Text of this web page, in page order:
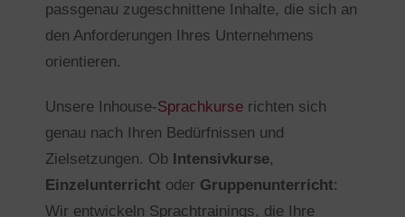
passgenau zugeschnittene Inhalte, die sich an
den Anforderungen Ihres Unternehmens
orientieren.
Unsere Inhouse-Sprachkurse richten sich
genau nach Ihren Bedürfnissen und
Zielsetzungen. Ob Intensivkurse,
Einzelunterricht oder Gruppenunterricht:
Wir entwickeln Sprachtrainings, die Ihre